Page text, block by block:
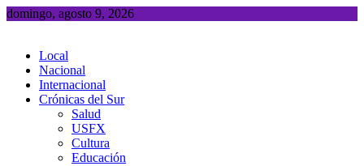
Saltar
domingo, agosto 9, 2026
Local
Nacional
Internacional
Crónicas del Sur
Salud
USFX
Cultura
Educación